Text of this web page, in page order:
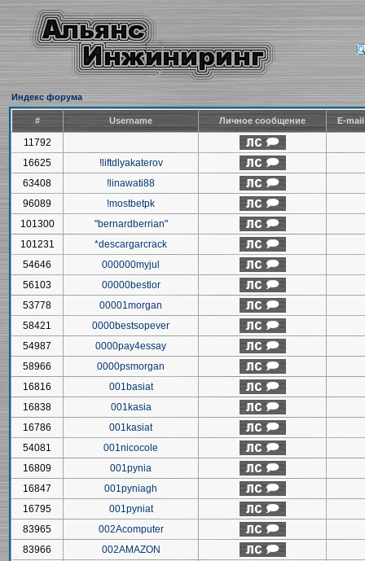
Индекс форума
# Username Личное сообщение E-
11792
16625
!liftdlyakaterov
63408
!linawati88
96089
!mostbetpk
101300
"bernardberrian"
101231
*descargarcrack
54646
000000myjul
56103
00000bestlor
53778
00001morgan
58421
0000bestsopever
54987
0000pay4essay
58966
0000psmorgan
16816
001basiat
16838
001kasia
16786
001kasiat
54081
001nicocole
16809
001pynia
16847
001pyniagh
16795
001pyniat
83965
002Acomputer
83966
002AMAZON